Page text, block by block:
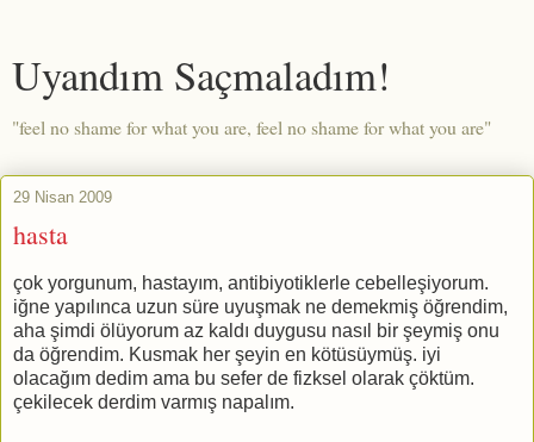
Uyandım Saçmaladım!
"feel no shame for what you are, feel no shame for what you are"
29 Nisan 2009
hasta
çok yorgunum, hastayım, antibiyotiklerle cebelleşiyorum.
iğne yapılınca uzun süre uyuşmak ne demekmiş öğrendim,
aha şimdi ölüyorum az kaldı duygusu nasıl bir şeymiş onu
da öğrendim. Kusmak her şeyin en kötüsüymüş. iyi
olacağım dedim ama bu sefer de fizksel olarak çöktüm.
çekilecek derdim varmış napalım.